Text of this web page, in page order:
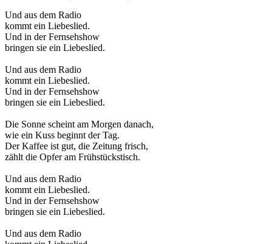
Und aus dem Radio
kommt ein Liebeslied.
Und in der Fernsehshow
bringen sie ein Liebeslied.
Und aus dem Radio
kommt ein Liebeslied.
Und in der Fernsehshow
bringen sie ein Liebeslied.
Die Sonne scheint am Morgen danach,
wie ein Kuss beginnt der Tag.
Der Kaffee ist gut, die Zeitung frisch,
zählt die Opfer am Frühstückstisch.
Und aus dem Radio
kommt ein Liebeslied.
Und in der Fernsehshow
bringen sie ein Liebeslied.
Und aus dem Radio